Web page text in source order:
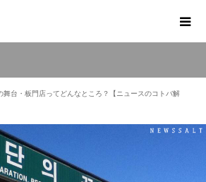
舞台・板門店ってどんなところ？【ニュースのコトバ解